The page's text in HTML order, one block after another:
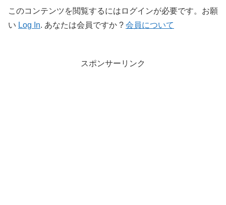
このコンテンツを閲覧するにはログインが必要です。お願
い Log In. あなたは会員ですか ? 会員について
スポンサーリンク